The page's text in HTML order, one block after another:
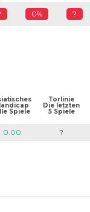
0% ?
Spiele
Torlinie
Die letzten
5 Spiele
0.00 ?